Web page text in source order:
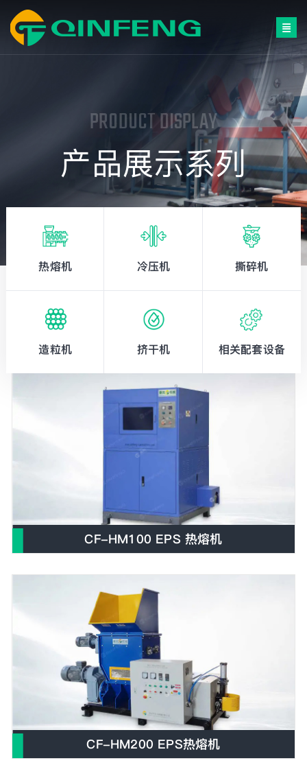
PRODUCTDISPLAY
产品展示系列
热熔机 冷压机 撕碎机
造粒机 挤干机 相关配套设备
CF-HM100 EPS 热熔机
CF-HM200 EPS热熔机